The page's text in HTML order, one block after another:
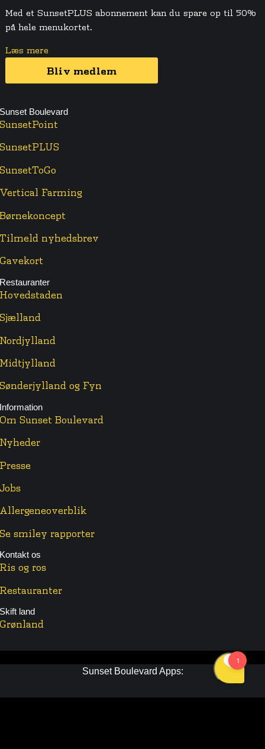
Med et SunsetPLUS abonnement kan du spare op til 50%
på hele menukortet.
Læs mere
Bliv medlem
Boulevard
Farming
nyhedsbrev
og Fyn
Sunset Boulevard
smiley rapporter
os
og ros
land
Sunset Boulevard Apps: